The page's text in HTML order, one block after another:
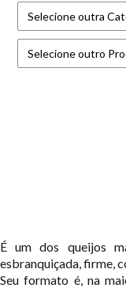
É um dos queijos
esbranquiçada, firme,
Seu formato é, na